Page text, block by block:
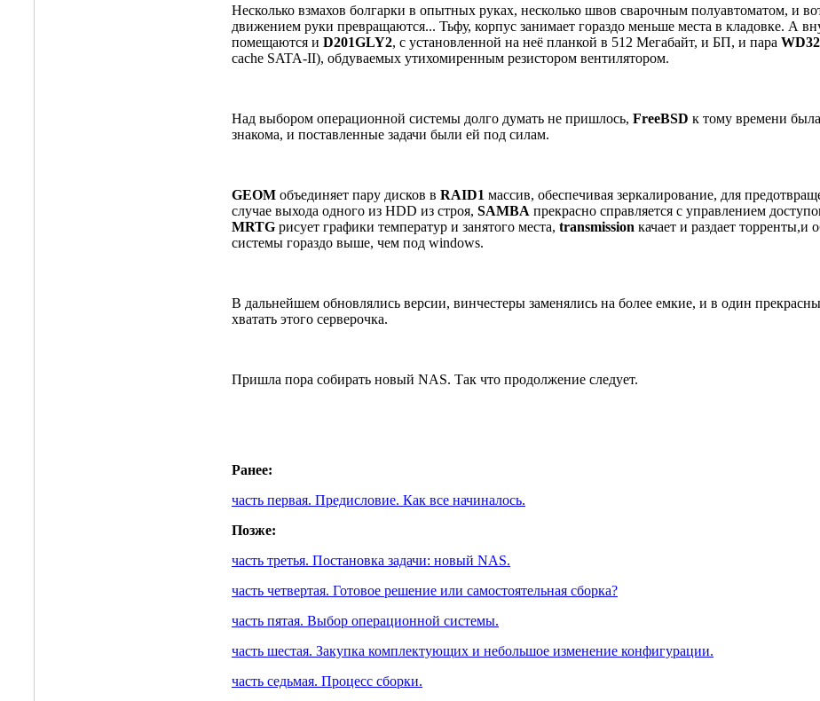
Несколько взмахов болгарки в опытных руках, несколько швов сварочным полуавтоматом, и
движением руки превращаются... Тьфу, корпус занимает гораздо меньше места в кладовке. А
помещаются и D201GLY2, с установленной на неё планкой в 512 Мегабайт, и БП, и пара
cache SATA-II), обдуваемых утихомиренным резистором вентилятором.
Над выбором операционной системы долго думать не пришлось, FreeBSD к тому времени
знакома, и поставленные задачи были ей под силам.
GEOM объединяет пару дисков в RAID1 массив, обеспечивая зеркалирование, для
случае выхода одного из HDD из строя, SAMBA прекрасно справляется с управлением
MRTG рисует графики температур и занятого места, transmission качает и раздает торренты,и
системы гораздо выше, чем под windows.
В дальнейшем обновлялись версии, винчестеры заменялись на более емкие, и в один
хватать этого серверочка.
Пришла пора собирать новый NAS. Так что продолжение следует.
Ранее:
часть первая. Предисловие. Как все начиналось.
Позже:
часть третья. Постановка задачи: новый NAS.
часть четвертая. Готовое решение или самостоятельная сборка?
часть пятая. Выбор операционной системы.
часть шестая. Закупка комплектующих и небольшое изменение конфигурации.
часть седьмая. Процесс сборки.